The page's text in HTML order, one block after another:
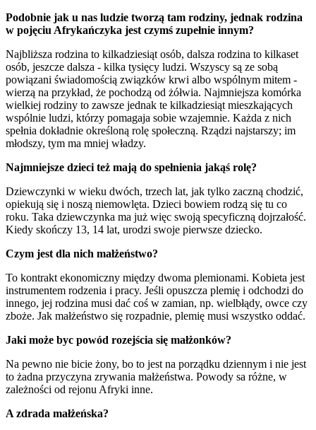
Podobnie jak u nas ludzie tworzą tam rodziny, jednak rodzina
w pojęciu Afrykańczyka jest czymś zupełnie innym?
Najbliższa rodzina to kilkadziesiąt osób, dalsza rodzina to kilkaset
osób, jeszcze dalsza - kilka tysięcy ludzi. Wszyscy są ze sobą
powiązani świadomością związków krwi albo wspólnym mitem -
wierzą na przykład, że pochodzą od żółwia. Najmniejsza komórka
wielkiej rodziny to zawsze jednak te kilkadziesiąt mieszkających
wspólnie ludzi, którzy pomagaja sobie wzajemnie. Każda z nich
spełnia dokładnie określoną rolę społeczną. Rządzi najstarszy; im
młodszy, tym ma mniej władzy.
Najmniejsze dzieci też mają do spełnienia jakąś rolę?
Dziewczynki w wieku dwóch, trzech lat, jak tylko zaczną chodzić,
opiekują się i noszą niemowlęta. Dzieci bowiem rodzą się tu co
roku. Taka dziewczynka ma już więc swoją specyficzną dojrzałość.
Kiedy skończy 13, 14 lat, urodzi swoje pierwsze dziecko.
Czym jest dla nich małżeństwo?
To kontrakt ekonomiczny między dwoma plemionami. Kobieta jest
instrumentem rodzenia i pracy. Jeśli opuszcza plemię i odchodzi do
innego, jej rodzina musi dać coś w zamian, np. wielbłądy, owce czy
zboże. Jak małżeństwo się rozpadnie, plemię musi wszystko oddać.
Jaki może byc powód rozejścia się małżonków?
Na pewno nie bicie żony, bo to jest na porządku dziennym i nie jest
to żadna przyczyna zrywania małżeństwa. Powody sa różne, w
zależności od rejonu Afryki inne.
A zdrada małżeńska?